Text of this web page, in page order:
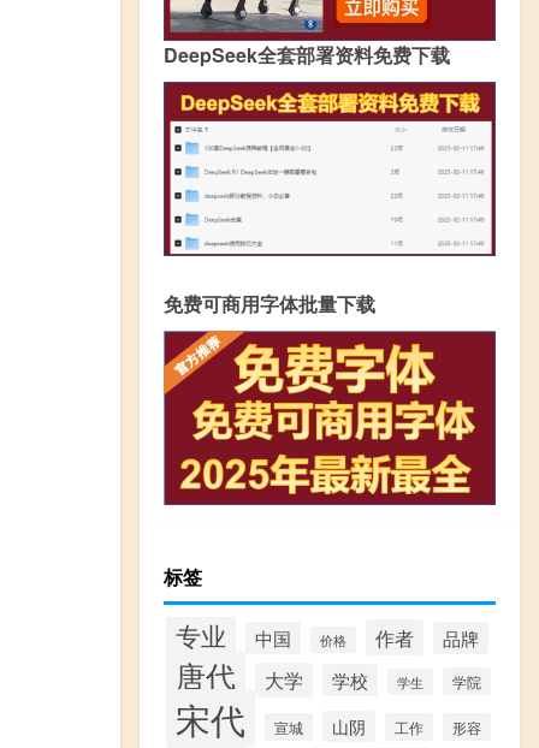
DeepSeek全套部署资料免费下载
免费可商用字体批量下载
标签
专业 中国 价格 作者 品牌
唐代 大学 学校 学生 学院
宋代 宣城 山阴 工作 形容